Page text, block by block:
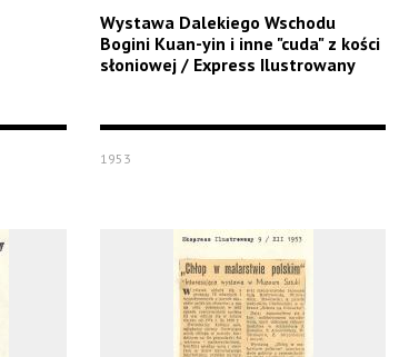
Wystawa Dalekiego Wschodu
Bogini Kuan-yin i inne "cuda" z kości
słoniowej / Express Ilustrowany
1953